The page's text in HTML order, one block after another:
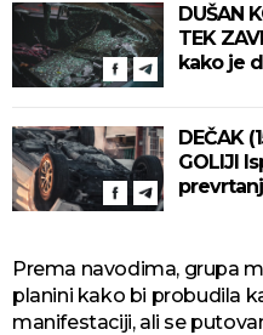
DUŠAN
TEK
kako je
DEČAK
GOLIJI
Prema navodima, grupa
planini kako bi probudila
manifestaciji, ali se